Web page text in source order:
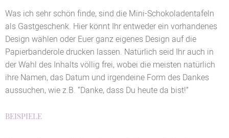
Was ich sehr schön finde, sind die Mini-Schokoladentafeln
als Gastgeschenk. Hier könnt Ihr entweder ein vorhandenes
Design wählen oder Euer ganz eigenes Design auf die
Papierbanderole drucken lassen. Natürlich seid Ihr auch in
der Wahl des Inhalts völlig frei, wobei die meisten natürlich
ihre Namen, das Datum und irgendeine Form des Dankes
aussuchen, wie z.B. “Danke, dass Du heute da bist!”
BEISPIELE